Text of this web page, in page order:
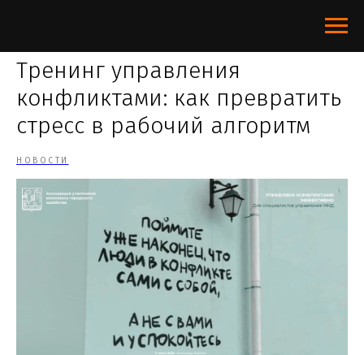
Тренинг управления
конфликтами: как превратить
стресс в рабочий алгоритм
НОВОСТИ